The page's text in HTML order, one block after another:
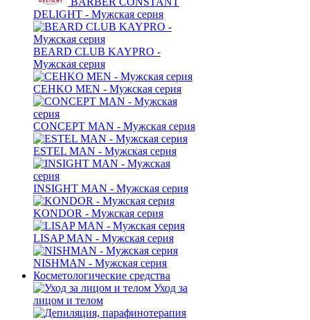
DELIGHT - Мужская серия
BEARD CLUB KAYPRO -
Мужская серия
CEHKO MEN - Мужская серия
CONCEPT MAN - Мужская серия
ESTEL MAN - Мужская серия
INSIGHT MAN - Мужская серия
KONDOR - Мужская серия
LISAP MAN - Мужская серия
NISHMAN - Мужская серия
Косметологические средства
Уход за
лицом и телом